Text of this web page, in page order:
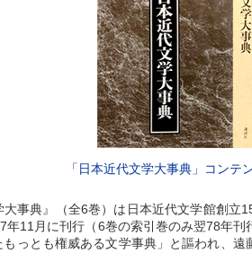
「日本近代文学大事典」コンテ
大事典』（全6巻）は日本近代文学館創立
年11月に刊行（6巻の索引巻のみ翌78年刊
もっとも権威ある文学事典」と謳われ、遠